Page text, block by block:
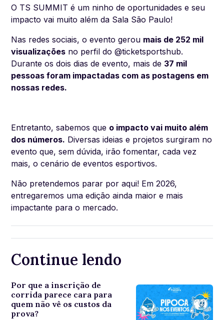
O TS SUMMIT é um ninho de oportunidades e seu
impacto vai muito além da Sala São Paulo!
Nas redes sociais, o evento gerou mais de 252 mil
visualizações no perfil do @ticketsportshub.
Durante os dois dias de evento, mais de 37 mil
pessoas foram impactadas com as postagens em
nossas redes.
Entretanto, sabemos que o impacto vai muito além
dos números. Diversas ideias e projetos surgiram no
evento que, sem dúvida, irão fomentar, cada vez
mais, o cenário de eventos esportivos.
Não pretendemos parar por aqui! Em 2026,
entregaremos uma edição ainda maior e mais
impactante para o mercado.
Continue lendo
Por que a inscrição de
corrida parece cara para
quem não vê os custos da
prova?